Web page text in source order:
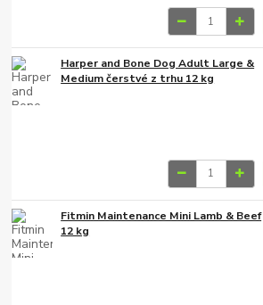
Harper and Bone Dog Adult Large &
Medium čerstvé z trhu 12 kg
Fitmin Maintenance Mini Lamb & Beef
12 kg